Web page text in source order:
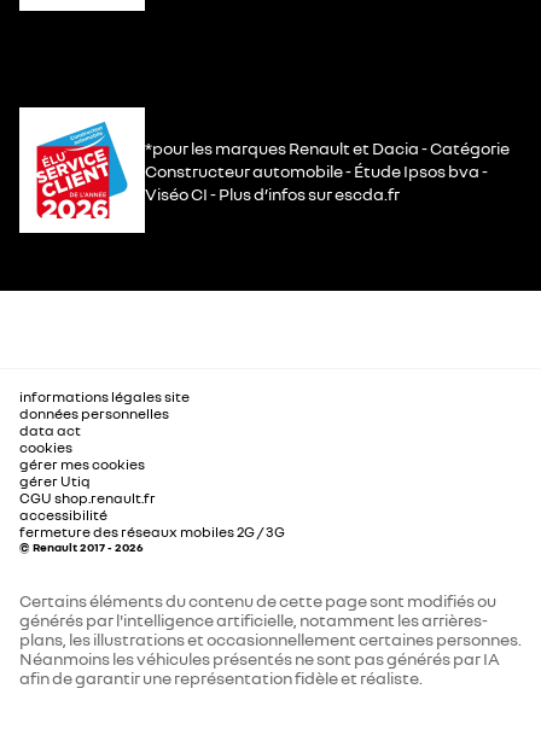
*pour les marques Renault et Dacia - Catégorie
Constructeur automobile - Étude Ipsos bva -
Viséo CI - Plus d’infos sur escda.fr
informations légales site
données personnelles
data act
cookies
gérer mes cookies
gérer Utiq
CGU shop.renault.fr
accessibilité
fermeture des réseaux mobiles 2G / 3G
© Renault 2017 - 2026
Certains éléments du contenu de cette page sont modifiés ou
générés par l'intelligence artificielle, notamment les arrières-
plans, les illustrations et occasionnellement certaines personnes.
Néanmoins les véhicules présentés ne sont pas générés par IA
afin de garantir une représentation fidèle et réaliste.